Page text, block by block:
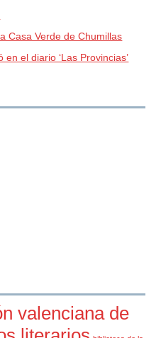
Casa Verde de Chumillas
el diario ‘Las Provincias’
valenciana de